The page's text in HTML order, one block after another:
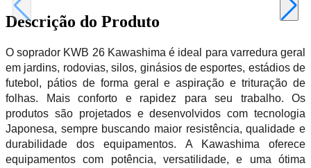
Descrição do Produto
O soprador KWB 26 Kawashima é ideal para varredura geral
em jardins, rodovias, silos, ginásios de esportes, estádios de
futebol, pátios de forma geral e aspiração e trituração de
folhas. Mais conforto e rapidez para seu trabalho. Os
produtos são projetados e desenvolvidos com tecnologia
Japonesa, sempre buscando maior resistência, qualidade e
durabilidade dos equipamentos. A Kawashima oferece
equipamentos com potência, versatilidade, e uma ótima